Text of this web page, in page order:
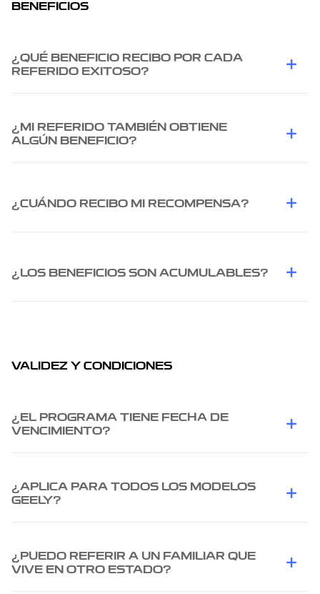
BENEFICIOS
¿QUÉ BENEFICIO RECIBO POR CADA
REFERIDO EXITOSO?
¿MI REFERIDO TAMBIÉN OBTIENE
ALGÚN BENEFICIO?
¿CUÁNDO RECIBO MI RECOMPENSA?
¿LOS BENEFICIOS SON ACUMULABLES?
VALIDEZ Y CONDICIONES
¿EL PROGRAMA TIENE FECHA DE
VENCIMIENTO?
¿APLICA PARA TODOS LOS MODELOS
GEELY?
¿PUEDO REFERIR A UN FAMILIAR QUE
VIVE EN OTRO ESTADO?